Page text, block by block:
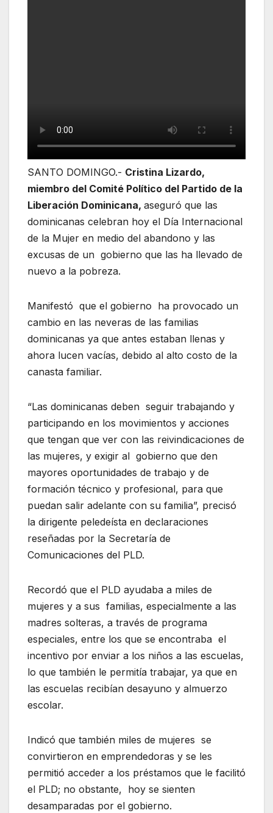
SANTO DOMINGO.- Cristina Lizardo,
miembro del Comité Político del Partido de la
Liberación Dominicana, aseguró que las
dominicanas celebran hoy el Día Internacional
de la Mujer en medio del abandono y las
excusas de un gobierno que las ha llevado de
nuevo a la pobreza.
Manifestó que el gobierno ha provocado un
cambio en las neveras de las familias
dominicanas ya que antes estaban llenas y
ahora lucen vacías, debido al alto costo de la
canasta familiar.
“Las dominicanas deben seguir trabajando y
participando en los movimientos y acciones
que tengan que ver con las reivindicaciones de
las mujeres, y exigir al gobierno que den
mayores oportunidades de trabajo y de
formación técnico y profesional, para que
puedan salir adelante con su familia”, precisó
la dirigente peledeísta en declaraciones
reseñadas por la Secretaría de
Comunicaciones del PLD.
Recordó que el PLD ayudaba a miles de
mujeres y a sus familias, especialmente a las
madres solteras, a través de programa
especiales, entre los que se encontraba el
incentivo por enviar a los niños a las escuelas,
lo que también le permitía trabajar, ya que en
las escuelas recibían desayuno y almuerzo
escolar.
Indicó que también miles de mujeres se
convirtieron en emprendedoras y se les
permitió acceder a los préstamos que le facilitó
el PLD; no obstante, hoy se sienten
desamparadas por el gobierno.